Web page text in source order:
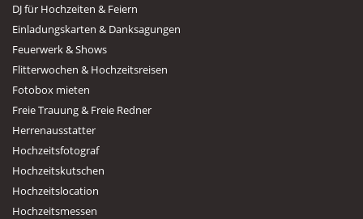
DJ für Hochzeiten & Feiern
Einladungskarten & Danksagungen
Feuerwerk & Shows
Flitterwochen & Hochzeitsreisen
Fotobox mieten
Freie Trauung & Freie Redner
Herrenausstatter
Hochzeitsfotograf
Hochzeitskutschen
Hochzeitslocation
Hochzeitsmessen